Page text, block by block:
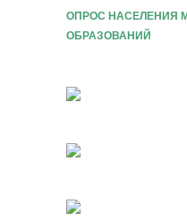
ОПРОС НАСЕЛЕНИЯ
ОБРАЗОВАНИЙ